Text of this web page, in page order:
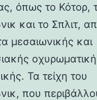
όπως το Κότορ,
και το Σπλιτ,
μεσαιωνικής και
Τα τείχη του
που